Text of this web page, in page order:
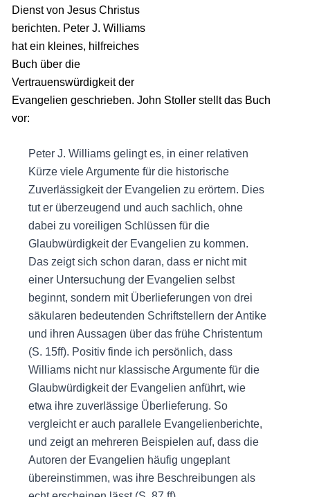
Dienst von Jesus Christus
berichten. Peter J. Williams
hat ein kleines, hilfreiches
Buch über die
Vertrauenswürdigkeit der
Evangelien geschrieben. John Stoller stellt das Buch
vor:
Peter J. Williams gelingt es, in einer relativen
Kürze viele Argumente für die historische
Zuverlässigkeit der Evangelien zu erörtern. Dies
tut er überzeugend und auch sachlich, ohne
dabei zu voreiligen Schlüssen für die
Glaubwürdigkeit der Evangelien zu kommen.
Das zeigt sich schon daran, dass er nicht mit
einer Untersuchung der Evangelien selbst
beginnt, sondern mit Überlieferungen von drei
säkularen bedeutenden Schriftstellern der Antike
und ihren Aussagen über das frühe Christentum
(S. 15ff). Positiv finde ich persönlich, dass
Williams nicht nur klassische Argumente für die
Glaubwürdigkeit der Evangelien anführt, wie
etwa ihre zuverlässige Überlieferung. So
vergleicht er auch parallele Evangelienberichte,
und zeigt an mehreren Beispielen auf, dass die
Autoren der Evangelien häufig ungeplant
übereinstimmen, was ihre Beschreibungen als